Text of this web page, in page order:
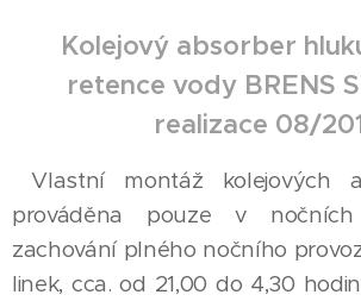
Kolejový absorber
retence vody BRENS
realizace 08/
Vlastní montáž kolejových
prováděna pouze v
zachování plného nočního
linek, cca. od 21,00 do 4,30